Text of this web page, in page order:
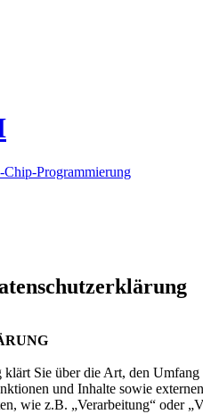
Programmierung
Sie über die Art, den
und Inhalte sowie
wie z.B. „Verarbeitung“ oder